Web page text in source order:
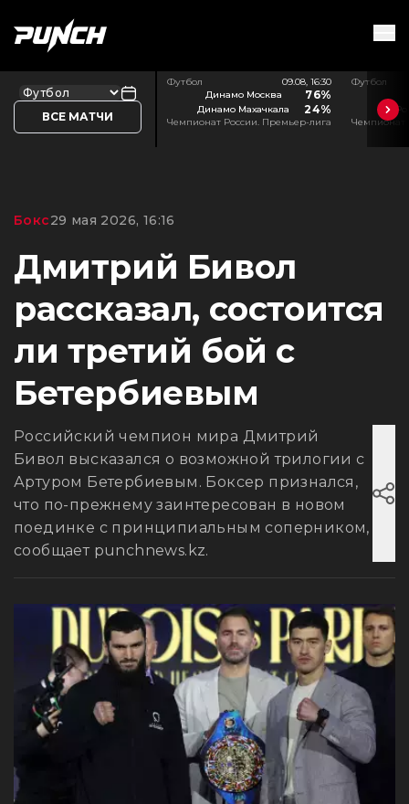
ВСЕ МАТЧИ
Футбол
09.08, 16:30
Динамо Москва
76%
Динамо Махачкала 24%
Чемпионат России. Премьер-лига
Футбол
Чемпионат
Бокс29 мая 2026, 16:16
Дмитрий Бивол
рассказал, состоится
ли третий бой с
Бетербиевым
Российский чемпион мира Дмитрий
Бивол высказался о возможной трилогии с
Артуром Бетербиевым. Боксер признался,
что по-прежнему заинтересован в новом
поединке с принципиальным соперником,
сообщает punchnews.kz.